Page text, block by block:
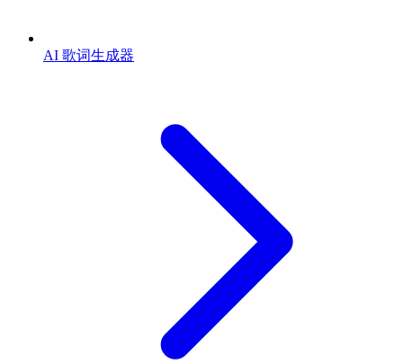
AI 歌词生成器